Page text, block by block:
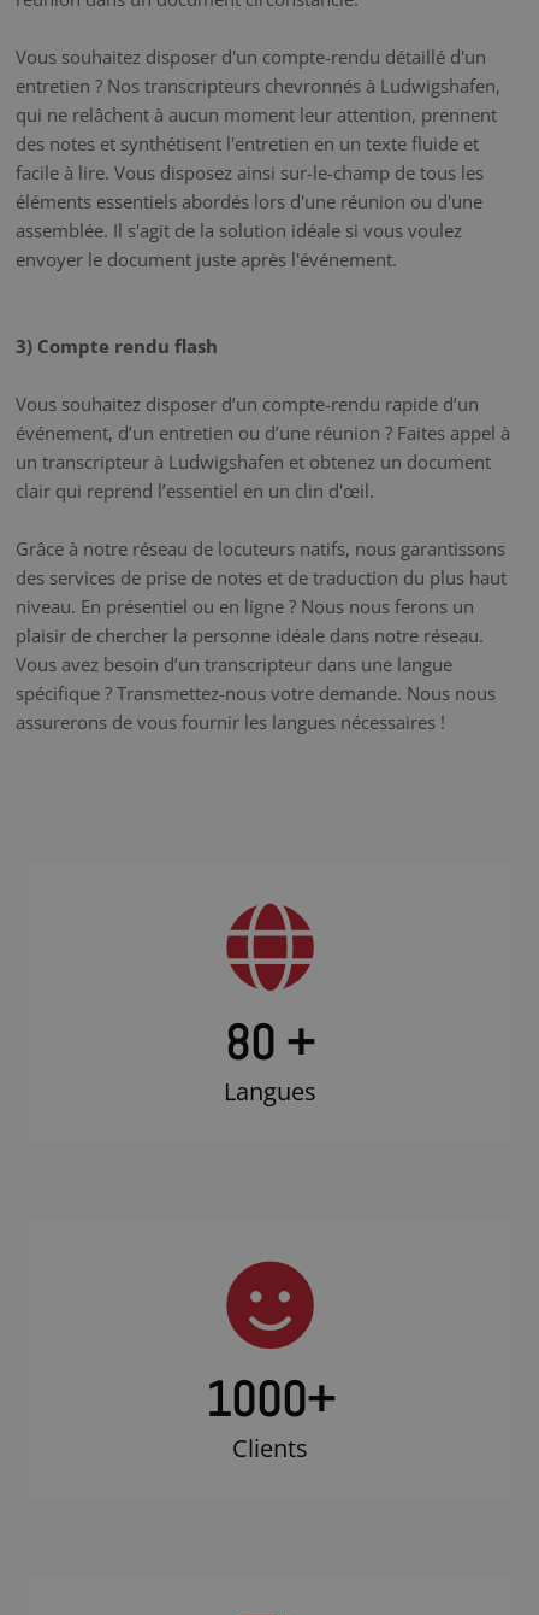
Vous souhaitez disposer d'un compte-rendu détaillé d'un
entretien ? Nos transcripteurs chevronnés à Ludwigshafen,
qui ne relâchent à aucun moment leur attention, prennent
des notes et synthétisent l'entretien en un texte fluide et
facile à lire. Vous disposez ainsi sur-le-champ de tous les
éléments essentiels abordés lors d'une réunion ou d'une
assemblée. Il s'agit de la solution idéale si vous voulez
envoyer le document juste après l'événement.
3) Compte rendu flash
Vous souhaitez disposer d’un compte-rendu rapide d’un
événement, d’un entretien ou d’une réunion ? Faites appel à
un transcripteur à Ludwigshafen et obtenez un document
clair qui reprend l’essentiel en un clin d'œil.
Grâce à notre réseau de locuteurs natifs, nous garantissons
des services de prise de notes et de traduction du plus haut
niveau. En présentiel ou en ligne ? Nous nous ferons un
plaisir de chercher la personne idéale dans notre réseau.
Vous avez besoin d’un transcripteur dans une langue
spécifique ? Transmettez-nous votre demande. Nous nous
assurerons de vous fournir les langues nécessaires !
80 +
Langues
1000+
Clients